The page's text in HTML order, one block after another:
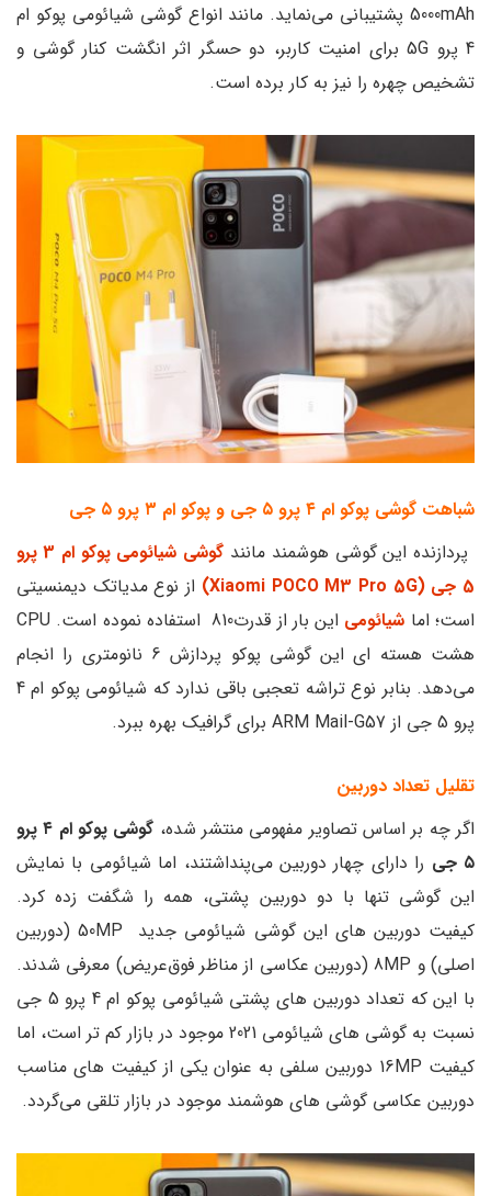
5000mAh پشتیبانی می‌نماید. مانند انواع گوشی شیائومی پوکو ام
4 پرو 5G برای امنیت کاربر، دو حسگر اثر انگشت کنار گوشی و
تشخیص چهره‌ را نیز به کار برده است.
شباهت گوشی پوکو ام ۴ پرو ۵ جی و پوکو ام ۳ پرو ۵ جی
پردازنده این گوشی هوشمند مانند
گوشی شیائومی پوکو ام 3 پرو
5 جی (Xiaomi POCO M3 Pro 5G)
از نوع مدیاتک دیمنسیتی
است؛ اما شیائومی
این بار از قدرت810 استفاده نموده است. CPU
هشت هسته ای این گوشی پوکو پردازش 6 نانومتری را انجام
می‌دهد. بنابر نوع تراشه تعجبی باقی ندارد که شیائومی پوکو ام 4
پرو 5 جی از ARM Mail-G57 برای گرافیک بهره ببرد.
تقلیل تعداد دوربین
اگر چه بر اساس تصاویر مفهومی منتشر شده،
گوشی پوکو ام ۴ پرو
۵ جی
را دارای چهار دوربین می‌پنداشتند، اما شیائومی با نمایش
این گوشی تنها با دو دوربین پشتی، همه را شگفت زده کرد.
کیفیت دوربین های این گوشی شیائومی جدید 50MP (دوربین
اصلی) و 8MP (دوربین عکاسی از مناظر فوق‌عریض) معرفی شدند.
با این که تعداد دوربین های پشتی شیائومی پوکو ام 4 پرو 5 جی
نسبت به گوشی های شیائومی 2021 موجود در بازار کم تر است، اما
کیفیت 16MP دوربین سلفی به عنوان یکی از کیفیت های مناسب
دوربین عکاسی گوشی های هوشمند موجود در بازار تلقی می‌گردد.